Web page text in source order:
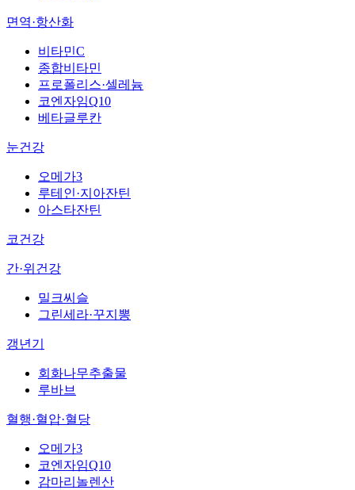
면역·항산화
비타민C
종합비타민
프로폴리스·셀레늄
코엔자임Q10
베타글루칸
눈건강
오메가3
루테인·지아잔틴
아스타잔틴
코건강
간·위건강
밀크씨슬
그린세라·꾸지뽕
갱년기
회화나무추출물
루바브
혈행·혈압·혈당
오메가3
코엔자임Q10
감마리놀렌산